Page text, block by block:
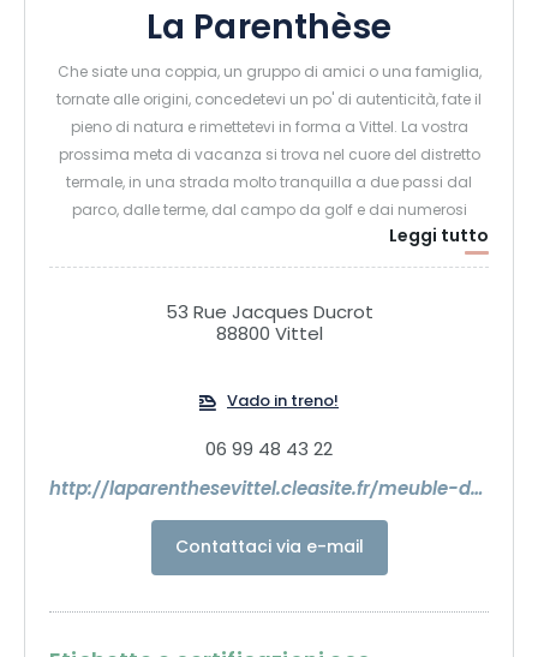
La Parenthèse
Che siate una coppia, un gruppo di amici o una famiglia,
tornate alle origini, concedetevi un po' di autenticità, fate il
pieno di natura e rimettetevi in forma a Vittel. La vostra
prossima meta di vacanza si trova nel cuore del distretto
termale, in una strada molto tranquilla a due passi dal
parco, dalle terme, dal campo da golf e dai numerosi
sentieri escursionistici, quindi prendetevi una pausa per un
momento di benessere.
affascinante e raffinato, per un soggiorno rilassante con il
un'accoglienza personalizzata e rendere il vostro soggiorno
l'anno.
Leggi tutto
53 Rue Jacques Ducrot
88800 Vittel
Vado in treno!
06 99 48 43 22
http://laparenthesevittel.cleasite.fr/meuble-de-charme-pour-location-cure-et-vacances-a-vittel
Contattaci via e-mail